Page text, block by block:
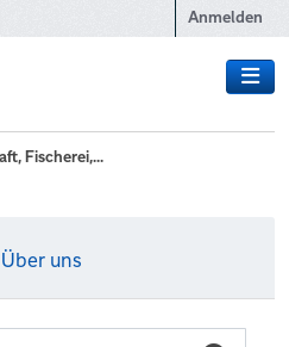
Anmelden
Fischerei,...
Über uns